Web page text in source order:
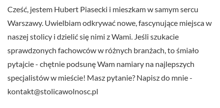
Cześć, jestem Hubert Piasecki i mieszkam w samym sercu
Warszawy. Uwielbiam odkrywać nowe, fascynujące miejsca w
naszej stolicy i dzielić się nimi z Wami. Jeśli szukacie
sprawdzonych fachowców w różnych branżach, to śmiało
pytajcie - chętnie podsunę Wam namiary na najlepszych
specjalistów w mieście! Masz pytanie? Napisz do mnie -
kontakt@stolicawolnosc.pl